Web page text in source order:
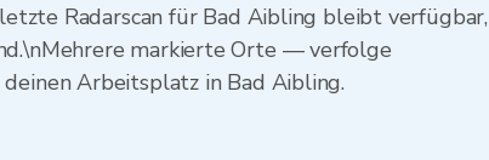
Radarscan für Bad Aibling bleibt verfügbar,
markierte Orte — verfolge
Arbeitsplatz in Bad Aibling.